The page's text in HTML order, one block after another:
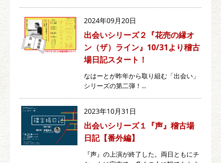
2024年09月20日
出会いシリーズ２『花売の縁オ
ン（ザ）ライン』10/31より稽古
場日記スタート！
なはーとが昨年から取り組む「出会い」
シリーズの第二弾！...
2023年10月31日
出会いシリーズ１『声』稽古場
日記【番外編】
『声』の上演が終了した。両日ともにチ